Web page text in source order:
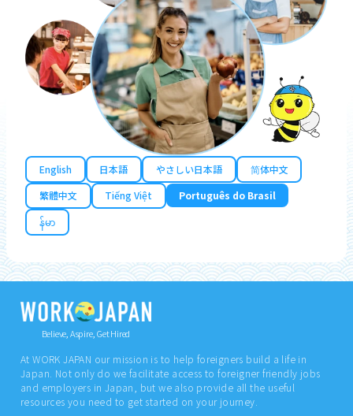
English 日本語 やさしい日本語
简体中文
繁體中文
Tiếng Việt
Português do Brasil
န်မာ
Believe, Aspire, Get Hired
At WORK JAPAN our mission is to help foreigners build a life in
Japan. Not only do we facilitate access to foreigner friendly jobs
and employers in Japan, but we also provide all the useful
resources you need to get started on your journey.